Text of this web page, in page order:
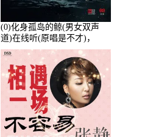
(0)化身孤岛的鲸(男女双声
道)在线听(原唱是不才)，
HGBai演唱点播:19428次